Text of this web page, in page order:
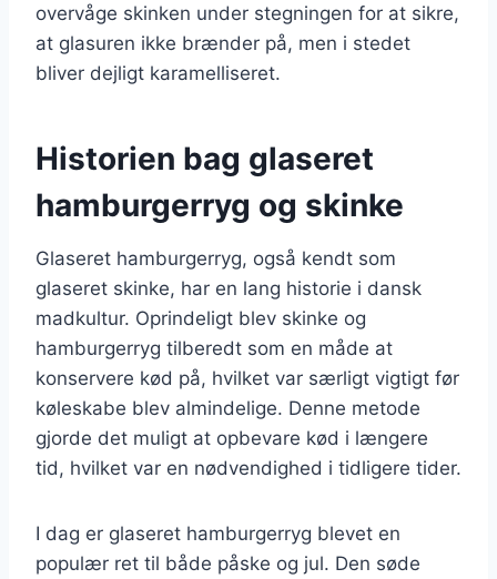
overvåge skinken under stegningen for at sikre,
at glasuren ikke brænder på, men i stedet
bliver dejligt karamelliseret.
Historien bag glaseret
hamburgerryg og skinke
Glaseret hamburgerryg, også kendt som
glaseret skinke, har en lang historie i dansk
madkultur. Oprindeligt blev skinke og
hamburgerryg tilberedt som en måde at
konservere kød på, hvilket var særligt vigtigt før
køleskabe blev almindelige. Denne metode
gjorde det muligt at opbevare kød i længere
tid, hvilket var en nødvendighed i tidligere tider.
I dag er glaseret hamburgerryg blevet en
populær ret til både påske og jul. Den søde